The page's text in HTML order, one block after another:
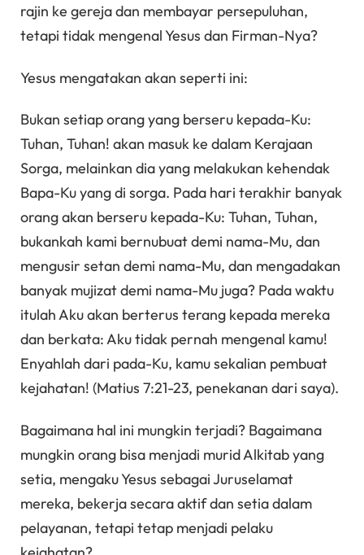
rajin ke gereja dan membayar persepuluhan,
tetapi tidak mengenal Yesus dan Firman-Nya?
Yesus mengatakan akan seperti ini:
Bukan setiap orang yang berseru kepada-Ku:
Tuhan, Tuhan! akan masuk ke dalam Kerajaan
Sorga, melainkan dia yang melakukan kehendak
Bapa-Ku yang di sorga. Pada hari terakhir banyak
orang akan berseru kepada-Ku: Tuhan, Tuhan,
bukankah kami bernubuat demi nama-Mu, dan
mengusir setan demi nama-Mu, dan mengadakan
banyak mujizat demi nama-Mu juga? Pada waktu
itulah Aku akan berterus terang kepada mereka
dan berkata: Aku tidak pernah mengenal kamu!
Enyahlah dari pada-Ku, kamu sekalian pembuat
kejahatan! (Matius 7:21-23, penekanan dari saya).
Bagaimana hal ini mungkin terjadi? Bagaimana
mungkin orang bisa menjadi murid Alkitab yang
setia, mengaku Yesus sebagai Juruselamat
mereka, bekerja secara aktif dan setia dalam
pelayanan, tetapi tetap menjadi pelaku